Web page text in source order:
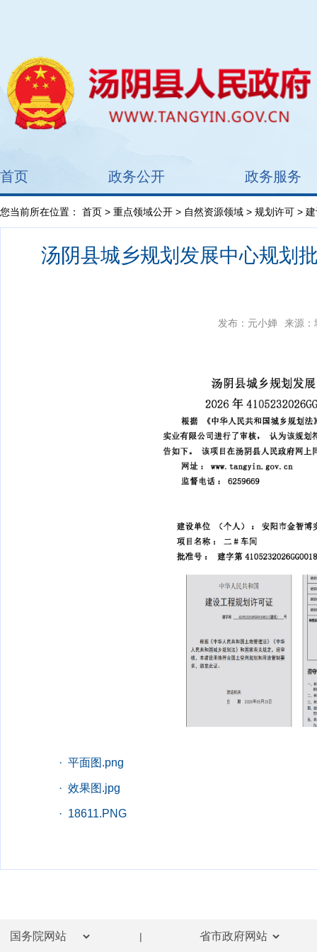
首页 政务公开 政务服务
您当前所在位置： 首页 > 重点领域公开 > 自然资源领域 > 规划许可 >
汤阴县城乡规划发展中心规划
发布：元小婵 来源
· 平面图.png
· 效果图.jpg
· 18611.PNG
|